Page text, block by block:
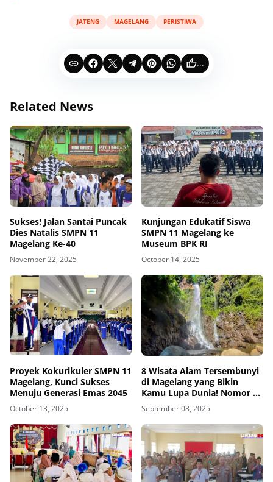
JATENG MAGELANG PERISTIWA
...
Related News
Sukses! Jalan Santai Puncak
Dies Natalis SMPN 11
Magelang Ke-40
November 22, 2025
Kunjungan Edukatif Siswa
SMPN 11 Magelang ke
Museum BPK RI
October 14, 2025
Proyek Kokurikuler SMPN 11
Magelang, Kunci Sukses
Menuju Generasi Emas 2045
October 13, 2025
8 Wisata Alam Tersembunyi
di Magelang yang Bikin
Kamu Lupa Dunia! Nomor 5
Paling Damai dan Jarang
Diketahui!
September 08, 2025